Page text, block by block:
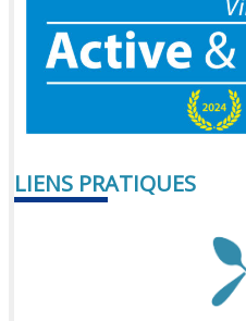
LIENS PRATIQUES